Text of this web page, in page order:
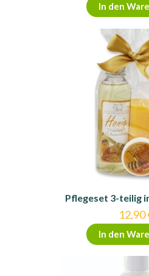
In den
Pflegeset 3-teilig
12,90
In den